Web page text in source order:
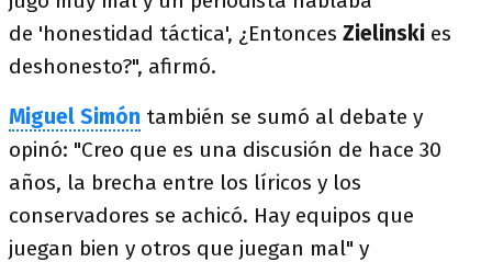
de 'honestidad táctica', ¿Entonces Zielinski es
deshonesto?", afirmó.
Miguel Simón también se sumó al debate y
opinó: "Creo que es una discusión de hace 30
años, la brecha entre los líricos y los
conservadores se achicó. Hay equipos que
juegan bien y otros que juegan mal" y